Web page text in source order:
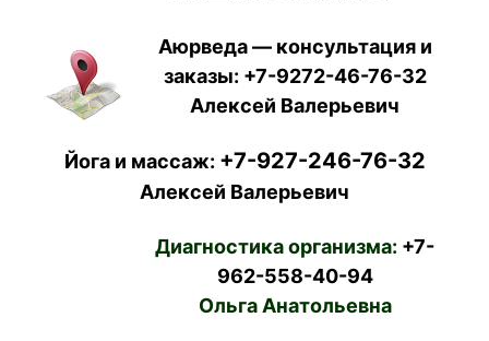
Аюрведа — консультация и
заказы: +7-9272-46-76-32
Алексей Валерьевич
Йога и массаж: +7-927-246-76-32
Алексей Валерьевич
Диагностика организма: +7-
962-558-40-94
Ольга Анатольевна